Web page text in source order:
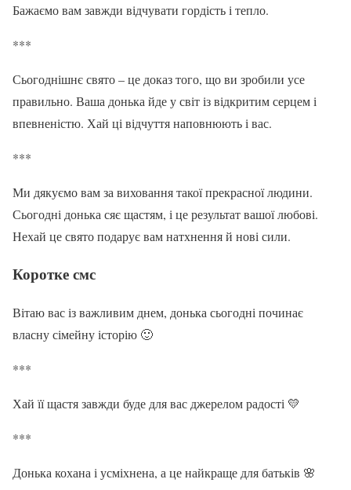
Бажаємо вам завжди відчувати гордість і тепло.
***
Сьогоднішнє свято – це доказ того, що ви зробили усе
правильно. Ваша донька йде у світ із відкритим серцем і
впевненістю. Хай ці відчуття наповнюють і вас.
***
Ми дякуємо вам за виховання такої прекрасної людини.
Сьогодні донька сяє щастям, і це результат вашої любові.
Нехай це свято подарує вам натхнення й нові сили.
Коротке смс
Вітаю вас із важливим днем, донька сьогодні починає
власну сімейну історію 🙂
***
Хай її щастя завжди буде для вас джерелом радості 💛
***
Донька кохана і усміхнена, а це найкраще для батьків 🌸